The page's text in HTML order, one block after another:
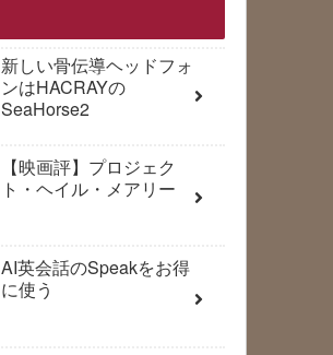
新しい骨伝導ヘッドフォ
ンはHACRAYの
SeaHorse2
【映画評】プロジェク
ト・ヘイル・メアリー
AI英会話のSpeakをお得
に使う